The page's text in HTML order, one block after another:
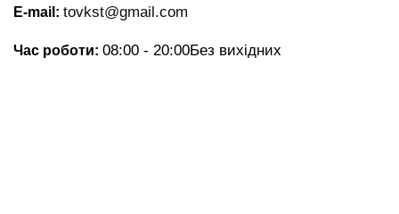
E-mail: tovkst@gmail.com
Час роботи: 08:00 - 20:00Без вихідних